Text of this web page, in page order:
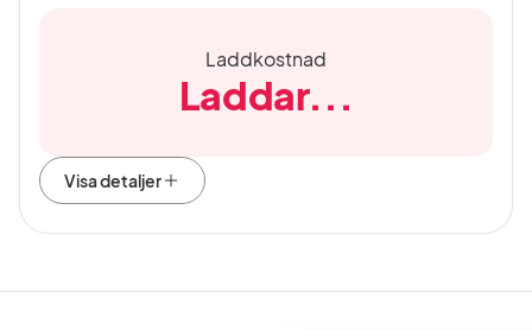
Laddkostnad
Laddar...
Visa detaljer